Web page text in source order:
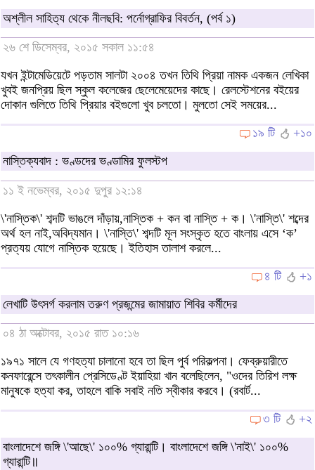
অশ্লীল সাহিত্য থেকে নীলছবি: পর্নোগ্রাফির বিবর্তন, (পর্ব ১)
২৬ শে ডিসেম্বর, ২০১৫ সকাল ১১:৫৪
যখন ইন্টামেডিয়েটে পড়তাম সালটা ২০০৪ তখন তিথি প্রিয়া নামক একজন লেখিকা
খুবই জনপ্রিয় ছিল স্কুল কলেজের ছেলেমেয়েদের কাছে। রেলস্টেশনের বইয়ের
দোকান গুলিতে তিথি প্রিয়ার বইগুলো খুব চলতো। মুলতো সেই সময়ের...
১৯ টি
+১০
নাস্তিক্যবাদ : ভণ্ডদের ভণ্ডামির ফুলস্টপ
১১ ই নভেম্বর, ২০১৫ দুপুর ১২:১৪
\'নাস্তিক\' শব্দটি ভাঙলে দাঁড়ায়,নাস্তিক + কন বা নাস্তি + ক। \'নাস্তি\' শব্দের
অর্থ হল নাই,অবিদ্যমান। \'নাস্তি\' শব্দটি মূল সংস্কৃত হতে বাংলায় এসে ‘ক’
প্রত্যয় যোগে নাস্তিক হয়েছে। ইতিহাস তালাশ করলে...
৪ টি
+১
লেখাটি উৎসর্গ করলাম তরুণ প্রজন্মের জামায়াত শিবির কর্মীদের
০৪ ঠা অক্টোবর, ২০১৫ রাত ১০:১৬
১৯৭১ সালে যে গণহত্যা চালানো হবে তা ছিল পুর্ব পরিকল্পনা। ফেব্রুয়ারীতে
কনফারেন্সে তৎকালীন প্রেসিডেণ্ট ইয়াহিয়া খান বলেছিলেন, "ওদের তিরিশ লক্ষ
মানুষকে হত্যা কর, তাহলে বাকি সবাই নতি স্বীকার করবে। (রবার্ট...
৩ টি
+২
বাংলাদেশে জঙ্গি \'আছে\' ১০০% গ্যারান্টি। বাংলাদেশে জঙ্গি \'নাই\' ১০০%
গ্যারান্টি॥